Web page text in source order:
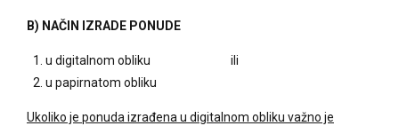
B) NAČIN IZRADE PONUDE
u digitalnom obliku ili
u papirnatom obliku
Ukoliko je ponuda izrađena u digitalnom obliku važno je